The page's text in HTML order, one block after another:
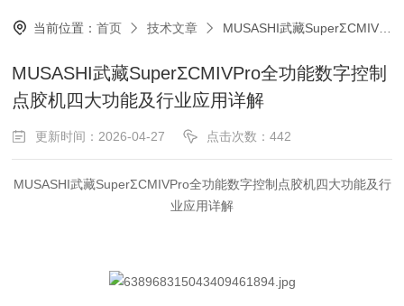
当前位置：首页 技术文章 MUSASHI武藏SuperΣCMIVPro全功能数字控制点胶机四大功能及行业应用详解
MUSASHI武藏SuperΣCMIVPro全功能数字控制
点胶机四大功能及行业应用详解
更新时间：2026-04-27 点击次数：442
MUSASHI武藏SuperΣCMIVPro全功能数字控制点胶机四大功能及行
业应用详解